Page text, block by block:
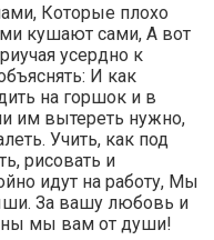
Которые плохо
кушают сами, А вот
усердно к
И как
на горшок и в
им вытереть нужно,
Учить, как под
рисовать и
идут на работу, Мы
За вашу любовь и
мы вам от души!